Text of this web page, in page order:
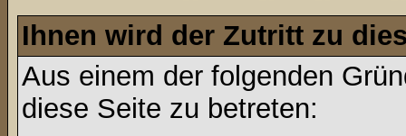
Ihnen wird der Zutritt zu
Aus einem der folgenden
diese Seite zu betreten: